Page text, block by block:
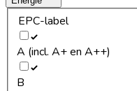
EPC-label
A (incl. A+ en A++)
B